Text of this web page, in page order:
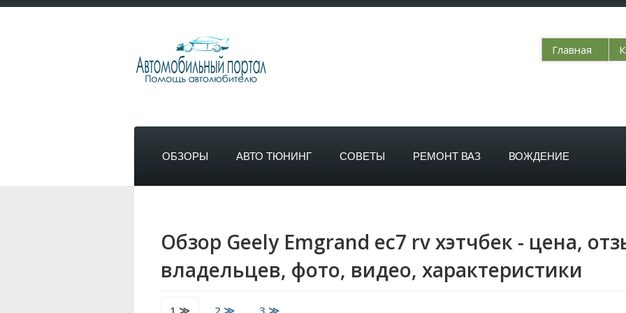
Главная
ОБЗОРЫ АВТО ТЮНИНГ СОВЕТЫ РЕМОНТ ВАЗ ВОЖДЕНИЕ
Обзор Geely Emgrand ec7 rv хэтчбек - цена,
владельцев, фото, видео, характеристики